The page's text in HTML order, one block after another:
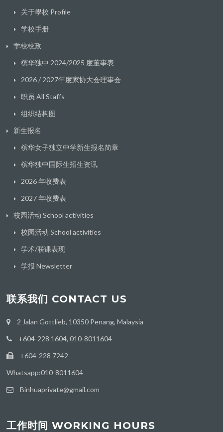
关于學校 Profile
学校手册
学校校政
槟华独中 2024/2025 度董事表
2026 / 2027年度家协大会理事会
职员 All Staffs
组织结构图
新生报名
槟华女子独立中学新生报名简章
槟华独中国际生招生资讯
2026 年收费表
2027 年收费表
校园活动 School activities
校园活动 School activities
学术/联课表现
学报 Newsletter
联系我们 CONTACT US
2 Jalan Gottlieb, 10350 Penang, Malaysia
+604-228 1604, 010-8011604
+604-228 7242
Whatsapp:010-8011604
Binhuaprivate@gmail.com
工作时间 WORKING HOURS